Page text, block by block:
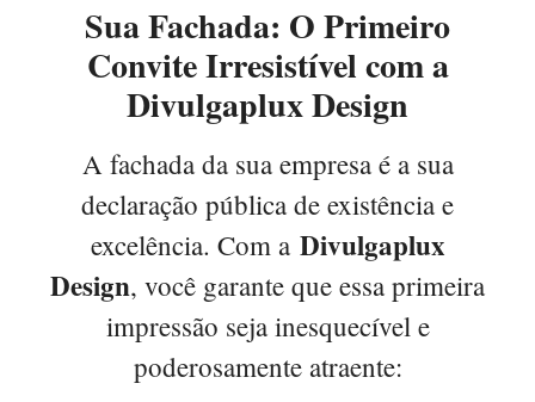
Sua Fachada: O Primeiro
Convite Irresistível com a
Divulgaplux Design
A fachada da sua empresa é a sua
declaração pública de existência e
excelência. Com a Divulgaplux
Design, você garante que essa primeira
impressão seja inesquecível e
poderosamente atraente: